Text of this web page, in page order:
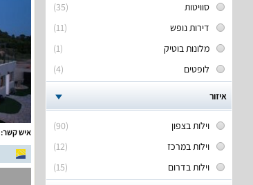
(35)
סוויטות
(11)
דירות נופש
(1)
מלונות בוטיק
(4)
לופטים
איזור
(90)
וילות בצפון
(12)
וילות במרכז
(15)
וילות בדרום
איש קשר: